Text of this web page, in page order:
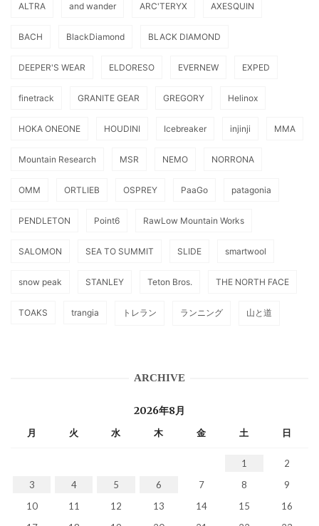
ALTRA and wander ARC'TERYX AXESQUIN
BACH BlackDiamond BLACK DIAMOND
DEEPER'S WEAR ELDORESO EVERNEW EXPED
finetrack GRANITE GEAR GREGORY Helinox
HOKA ONEONE HOUDINI Icebreaker injinji MMA
Mountain Research MSR NEMO NORRONA
OMM ORTLIEB OSPREY PaaGo patagonia
PENDLETON Point6 RawLow Mountain Works
SALOMON SEA TO SUMMIT SLIDE smartwool
snow peak STANLEY Teton Bros. THE NORTH FACE
TOAKS trangia トレラン ランニング 山と道
ARCHIVE
2026年8月
月 火 水 木 金 土 日
1
2
3
4 5 6 7 8
9
10
11 12 13 14 15
16